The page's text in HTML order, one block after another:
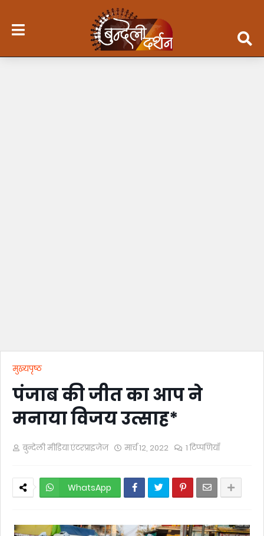
मुख्यपृष्ठ
पंजाब की जीत का आप ने
मनाया विजय उत्साह*
बुन्देली मीडिया एंटरप्राइजेज मार्च 12, 2022 1 टिप्पणियाँ
WhatsApp